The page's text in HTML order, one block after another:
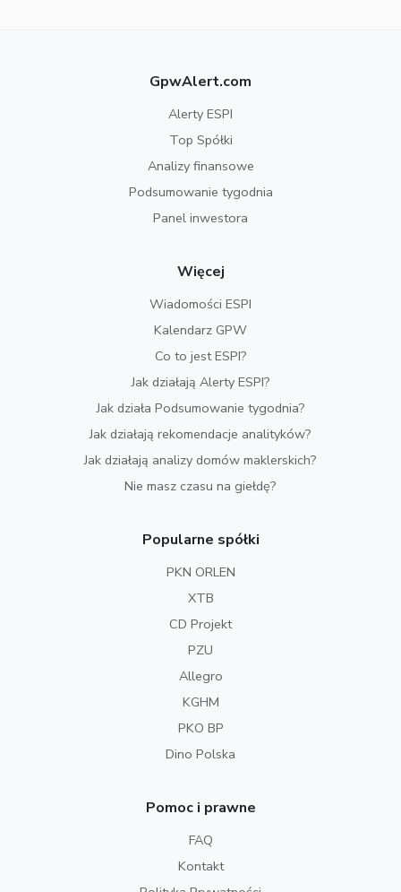
GpwAlert.com
Alerty ESPI
Top Spółki
Analizy finansowe
Podsumowanie tygodnia
Panel inwestora
Więcej
Wiadomości ESPI
Kalendarz GPW
Co to jest ESPI?
Jak działają Alerty ESPI?
Jak działa Podsumowanie tygodnia?
Jak działają rekomendacje analityków?
Jak działają analizy domów maklerskich?
Nie masz czasu na giełdę?
Popularne spółki
PKN ORLEN
XTB
CD Projekt
PZU
Allegro
KGHM
PKO BP
Dino Polska
Pomoc i prawne
FAQ
Kontakt